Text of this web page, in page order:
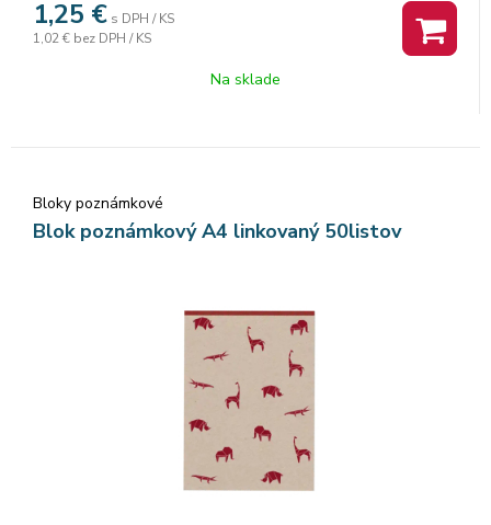
recyklovaného papiera sú pre ľahšie a presné vytrhnutie
perforované. Balenie: 10 ks. Cena za 1 ks.
1,25 € s DPH / KS
1,02 € bez DPH / KS
Na sklade
Bloky poznámkové
Blok poznámkový A4 linkovaný 50listov